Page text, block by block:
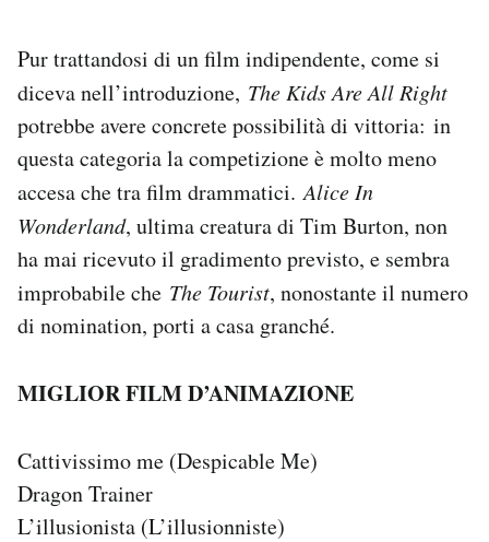
Pur trattandosi di un film indipendente, come si
diceva nell’introduzione, The Kids Are All Right
potrebbe avere concrete possibilità di vittoria: in
questa categoria la competizione è molto meno
accesa che tra film drammatici.Alice In
Wonderland, ultima creatura di Tim Burton, non
ha mai ricevuto il gradimento previsto, e sembra
improbabile che The Tourist, nonostante il numero
di nomination, porti a casa granché.
MIGLIOR FILM D’ANIMAZIONE
Cattivissimo me (Despicable Me)
Dragon Trainer
L’illusionista (L’illusionniste)